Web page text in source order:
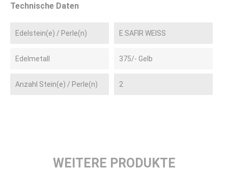
Technische Daten
Edelstein(e) / Perle(n) E.SAFIR WEISS
Edelmetall 375/- Gelb
Anzahl Stein(e) / Perle(n) 2
WEITERE PRODUKTE